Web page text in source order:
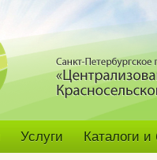
Услуги Каталоги